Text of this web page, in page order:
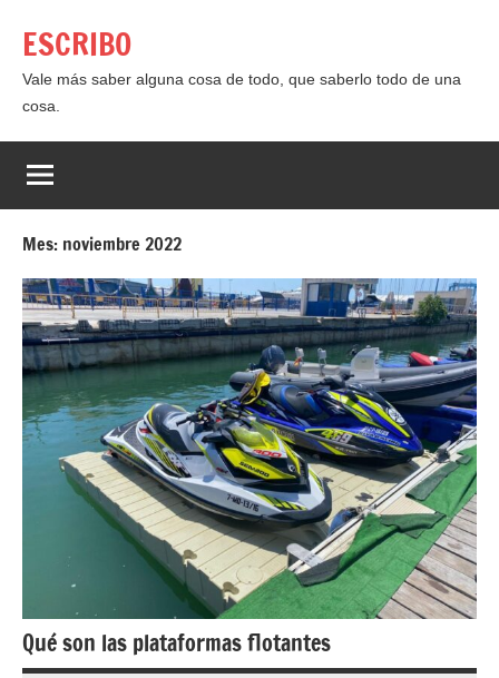
contenido
ESCRIBO
Vale más saber alguna cosa de todo, que saberlo todo de una
cosa.
Mes: noviembre 2022
Qué son las plataformas flotantes